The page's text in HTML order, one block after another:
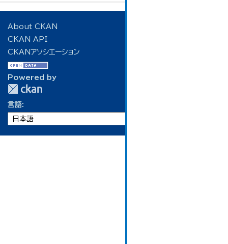
About CKAN
CKAN API
CKANアソシエーション
Powered by
言語